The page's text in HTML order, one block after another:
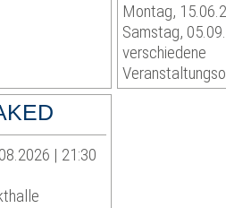
Montag,
Samstag,
verschiedene
| 21:30